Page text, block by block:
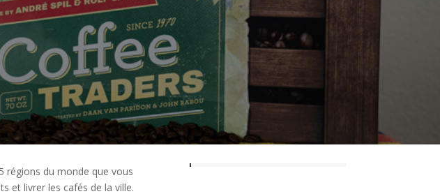
régions du monde que vous
et livrer les cafés de la ville.